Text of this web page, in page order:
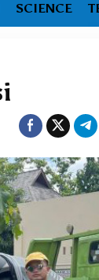
SCIENCE
Utara
Inflasi dan
Jadi